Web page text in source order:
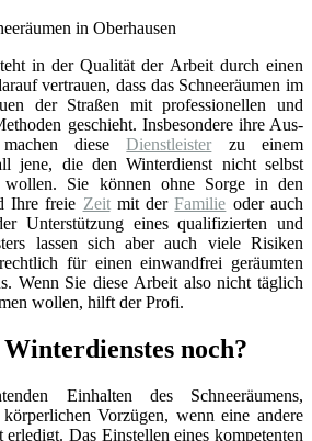
in der Qualität der Arbeit durch einen
vertrauen, dass das Schneeräumen im
der Straßen mit professionellen und
geschieht. Insbesondere ihre Aus-
machen dieseDienstleister zu einem
jene, die den Winterdienst nicht selbst
wollen. Sie können ohne Sorge in den
Ihre freie Zeitmit derFamilie oder auch
Unterstützung eines qualifizierten und
lassen sich aber auch viele Risiken
für einen einwandfrei geräumten
Wenn Sie diese Arbeit also nicht täglich
wollen, hilft der Profi.
noch?
Einhalten des Schneeräumens,
Vorzügen, wenn eine andere
Das Einstellen eines kompetenten